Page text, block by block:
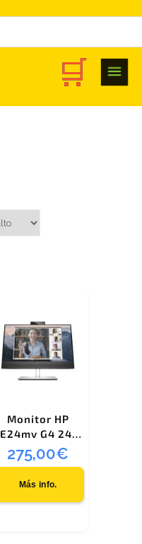
Monitor HP
E24mv G4 24″
Full HD Negro,
Plata
275,00€
Más info.